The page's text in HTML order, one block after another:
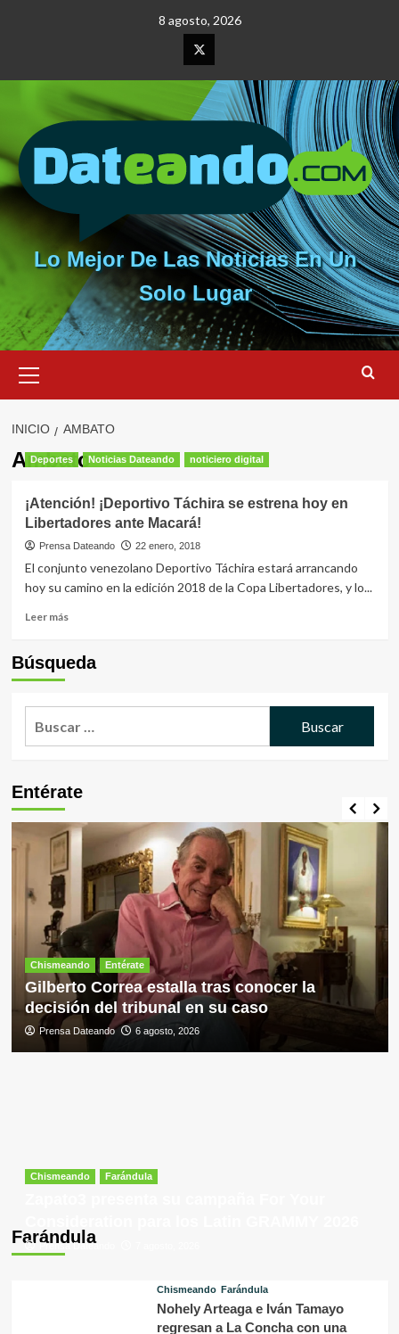
8 agosto, 2026
Elemento
del
menú
Lo Mejor De Las Noticias En Un
Solo Lugar
primario
INICIO AMBATO
Ambato
Deportes Noticias Dateando noticiero digital
¡Atención! ¡Deportivo Táchira se estrena hoy en
Libertadores ante Macará!
Prensa Dateando 22 enero, 2018
El conjunto venezolano Deportivo Táchira estará arrancando
hoy su camino en la edición 2018 de la Copa Libertadores, y lo...
Leer másLeer
¡Atención!
estrena
hoy
Libertadores
ante
Búsqueda
Entérate
Chismeando Entérate
Gilberto Correa estalla tras conocer la
decisión del tribunal en su caso
Prensa Dateando 6 agosto, 2026
Farándula
Chismeando Farándula
Prensa Dateando
Chismeando Farándula
Nohely Arteaga e Iván Tamayo
regresan a La Concha con una